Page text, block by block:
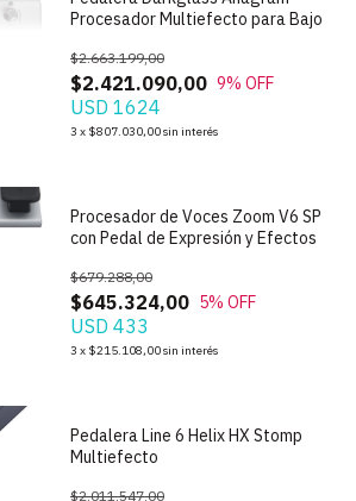
Procesador Multiefecto para Bajo
$2.421.090,00
$2.663.199,00
9% OFF
USD 1624
3 x $807.030,00sin interés
Procesador de Voces Zoom V6 SP
con Pedal de Expresión y Efectos
$645.324,00
$679.288,00
5% OFF
USD 433
3 x $215.108,00sin interés
Pedalera Line 6 Helix HX Stomp
Multiefecto
$2.011.547,00